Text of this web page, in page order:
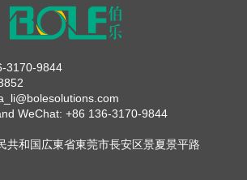
3170-9844
WeChat: +86 136-3170-9844
共和国広東省東莞市長安区景夏景平路